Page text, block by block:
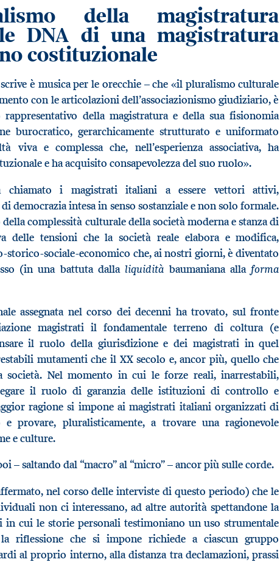
della magistratura
DNA di una magistratura
costituzionale
è musica per le orecchie – che «il pluralismo culturale
con le articolazioni dell’associazionismo giudiziario, è
della magistratura e della sua fisionomia
burocratico, gerarchicamente strutturato e uniformato
viva e complessa che, nell’esperienza associativa, ha
e ha acquisito consapevolezza del suo ruolo».
chiamato i magistrati italiani a essere vettori attivi,
democrazia intesa in senso sostanziale e non solo formale.
complessità culturale della società moderna e stanza di
delle tensioni che la società reale elabora e modifica,
storico-sociale-economico che, ai nostri giorni, è diventato
(in una battuta dallaliquidità baumaniana allaforma
assegnata nel corso dei decenni ha trovato, sul fronte
magistrati il fondamentale terreno di coltura (e
il ruolo della giurisdizione e dei magistrati in quel
mutamenti che il XX secolo e, ancor più, quello che
società. Nel momento in cui le forze reali, inarrestabili,
il ruolo di garanzia delle istituzioni di controllo e
ragione si impone ai magistrati italiani organizzati di
provare, pluralisticamente, a trovare una ragionevole
e culture.
– saltando dal “macro” al “micro” – ancor più sulle corde.
nel corso delle interviste di questo periodo) che le
non ci interessano, ad altre autorità spettandone la
cui le storie personali testimoniano un uso strumentale
la riflessione che si impone richiede a ciascun gruppo
al proprio interno, alla distanza tra declamazioni, prassi